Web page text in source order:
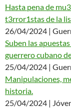
Hasta pena de
t3rror1stas de la
26/04/2024 |
Suben las
guerrero cubano
25/04/2024 |
Manipulaciones,
historia.
25/04/2024 |